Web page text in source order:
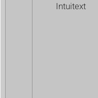
Intuitext